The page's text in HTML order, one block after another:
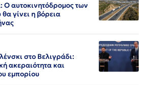
Ο αυτοκινητόδρομος των
γίνει η βόρεια
στο Βελιγράδι:
ακεραιότητα και
εμπορίου